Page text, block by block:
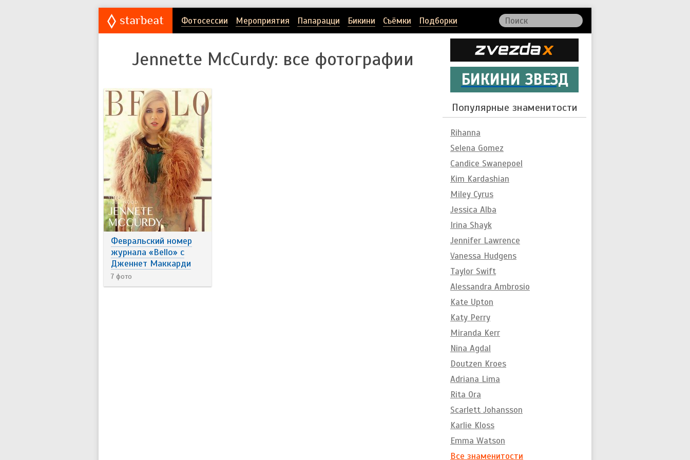
Фотосессии Мероприятия Папарацци Бикини Съёмки Подборки
Jennette McCurdy: все фотографии
Февральский номер
журнала «Bello» с
Дженнет Маккарди
7 фото
БИКИНИ ЗВЕЗД
Популярные знаменитости
Rihanna
Selena Gomez
Candice Swanepoel
Kim Kardashian
Miley Cyrus
Jessica Alba
Irina Shayk
Jennifer Lawrence
Vanessa Hudgens
Taylor Swift
Alessandra Ambrosio
Kate Upton
Katy Perry
Miranda Kerr
Nina Agdal
Doutzen Kroes
Adriana Lima
Rita Ora
Scarlett Johansson
Karlie Kloss
Emma Watson
Все знаменитости